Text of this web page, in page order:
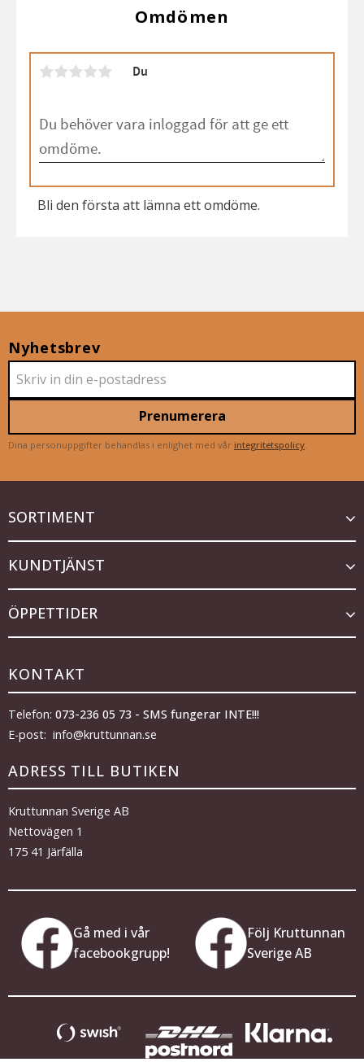
Omdömen
Du
Bli den första att lämna ett omdöme.
Nyhetsbrev
Prenumerera
Dina personuppgifter behandlas i enlighet med vår integritetspolicy
SORTIMENT
KUNDTJÄNST
ÖPPETTIDER
KONTAKT
Telefon: 073-236 05 73 - SMS fungerar INTE!!!
E-post: info@kruttunnan.se
ADRESS TILL BUTIKEN
Kruttunnan Sverige AB
Nettovägen 1
175 41 Järfälla
Gå med i vår
facebookgrupp!
Följ Kruttunnan
Sverige AB